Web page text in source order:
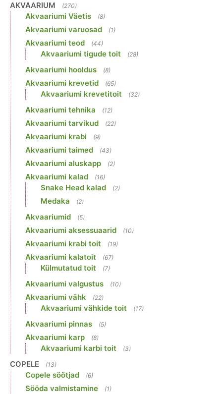
AKVAARIUM (270)
Akvaariumi Väetis (8)
Akvaariumi varuosad (1)
Akvaariumi teod (44)
Akvaariumi tigude toit (28)
Akvaariumi hooldus (8)
Akvaariumi krevetid (65)
Akvaariumi krevetitoit (32)
Akvaariumi tehnika (12)
Akvaariumi tarvikud (22)
Akvaariumi krabi (9)
Akvaariumi taimed (43)
Akvaariumi aluskapp (2)
Akvaariumi kalad (16)
Snake Head kalad (2)
Medaka (2)
Akvaariumid (5)
Akvaariumi aksessuaarid (10)
Akvaariumi krabi toit (19)
Akvaariumi kalatoit (67)
Külmutatud toit (7)
Akvaariumi valgustus (10)
Akvaariumi vähk (22)
Akvaariumi vähkide toit (17)
Akvaariumi pinnas (5)
Akvaariumi karp (8)
Akvaariumi karbi toit (3)
COPELE (13)
Copele söötjad (6)
Sööda valmistamine (1)